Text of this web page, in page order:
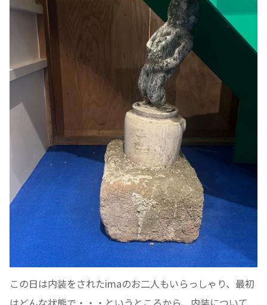
この日は内装をされたimaのお二人もいらっしゃり、最初